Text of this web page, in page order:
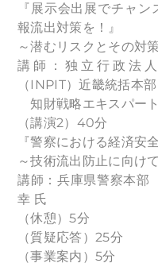
『展示会出展でチャ
報流出対策を！』
～潜むリスクとその対
講師：独立行政法
（INPIT）近畿統括本部
知財戦略エキスパー
（講演2）40分
『警察における経済安
～技術流出防止に向け
講師：兵庫県警察本
幸 氏
（休憩）5分
（質疑応答）25分
（事業案内）5分